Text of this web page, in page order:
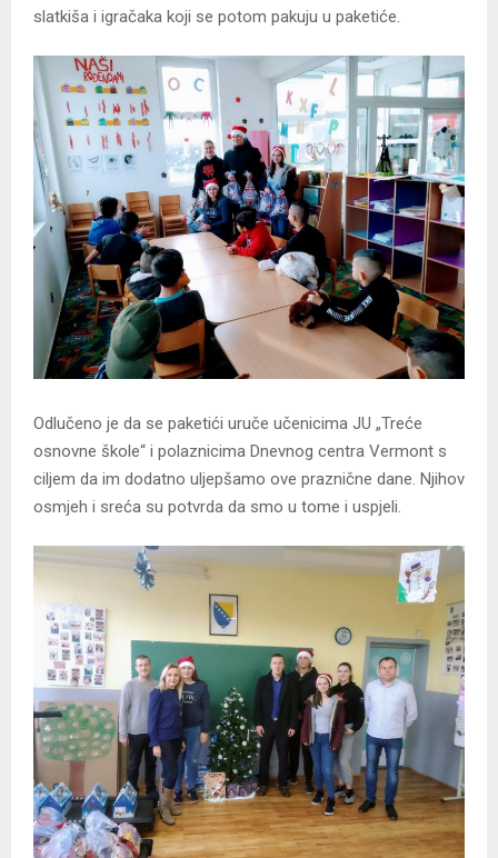
slatkiša i igračaka koji se potom pakuju u paketiće.
Odlučeno je da se paketići uruče učenicima JU „Treće
osnovne škole“ i polaznicima Dnevnog centra Vermont s
ciljem da im dodatno uljepšamo ove praznične dane. Njihov
osmjeh i sreća su potvrda da smo u tome i uspjeli.